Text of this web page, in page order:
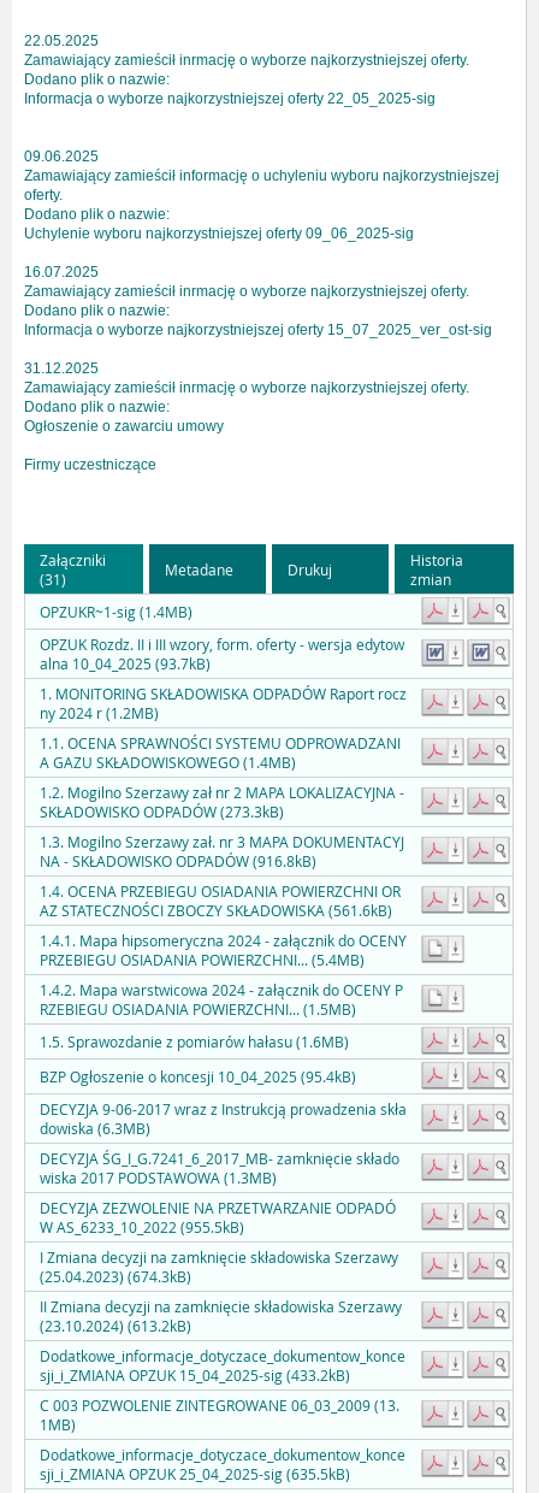
22.05.2025
Zamawiający zamieścił inrmację o wyborze najkorzystniejszej oferty.
Dodano plik o nazwie:
Informacja o wyborze najkorzystniejszej oferty 22_05_2025-sig
09.06.2025
Zamawiający zamieścił informację o uchyleniu wyboru najkorzystniejszej
oferty.
Dodano plik o nazwie:
Uchylenie wyboru najkorzystniejszej oferty 09_06_2025-sig
16.07.2025
Zamawiający zamieścił inrmację o wyborze najkorzystniejszej oferty.
Dodano plik o nazwie:
Informacja o wyborze najkorzystniejszej oferty 15_07_2025_ver_ost-sig
31.12.2025
Zamawiający zamieścił inrmację o wyborze najkorzystniejszej oferty.
Dodano plik o nazwie:
Ogłoszenie o zawarciu umowy
Firmy uczestniczące
Załączniki
(31)
Metadane Drukuj
Historia
zmian
OPZUKR~1-sig (1.4MB)
OPZUK Rozdz. II i III wzory, form. oferty - wersja edytow
alna 10_04_2025 (93.7kB)
1. MONITORING SKŁADOWISKA ODPADÓW Raport rocz
ny 2024 r (1.2MB)
1.1. OCENA SPRAWNOŚCI SYSTEMU ODPROWADZANI
A GAZU SKŁADOWISKOWEGO (1.4MB)
1.2. Mogilno Szerzawy zał nr 2 MAPA LOKALIZACYJNA -
SKŁADOWISKO ODPADÓW (273.3kB)
1.3. Mogilno Szerzawy zał. nr 3 MAPA DOKUMENTACYJ
NA - SKŁADOWISKO ODPADÓW (916.8kB)
1.4. OCENA PRZEBIEGU OSIADANIA POWIERZCHNI OR
AZ STATECZNOŚCI ZBOCZY SKŁADOWISKA (561.6kB)
1.4.1. Mapa hipsomeryczna 2024 - załącznik do OCENY
PRZEBIEGU OSIADANIA POWIERZCHNI... (5.4MB)
1.4.2. Mapa warstwicowa 2024 - załącznik do OCENY P
RZEBIEGU OSIADANIA POWIERZCHNI... (1.5MB)
1.5. Sprawozdanie z pomiarów hałasu (1.6MB)
BZP Ogłoszenie o koncesji 10_04_2025 (95.4kB)
DECYZJA 9-06-2017 wraz z Instrukcją prowadzenia skła
dowiska (6.3MB)
DECYZJA ŚG_I_G.7241_6_2017_MB- zamknięcie składo
wiska 2017 PODSTAWOWA (1.3MB)
DECYZJA ZEZWOLENIE NA PRZETWARZANIE ODPADÓ
W AS_6233_10_2022 (955.5kB)
I Zmiana decyzji na zamknięcie składowiska Szerzawy
(25.04.2023) (674.3kB)
II Zmiana decyzji na zamknięcie składowiska Szerzawy
(23.10.2024) (613.2kB)
Dodatkowe_informacje_dotyczace_dokumentow_konce
sji_i_ZMIANA OPZUK 15_04_2025-sig (433.2kB)
C 003 POZWOLENIE ZINTEGROWANE 06_03_2009 (13.
1MB)
Dodatkowe_informacje_dotyczace_dokumentow_konce
sji_i_ZMIANA OPZUK 25_04_2025-sig (635.5kB)